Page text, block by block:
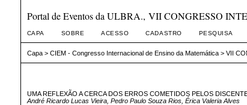
Portal de Eventos da ULBRA., VII CONGRESSO
CAPA SOBRE ACESSO CADASTRO PESQUISA
Capa> CIEM - Congresso Internacional de Ensino da Matemática> VII
UMA REFLEXÃO A CERCA DOS ERROS COMETIDOS PELOS
André Ricardo Lucas Vieira, Pedro Paulo Souza Rios, Érica Valeria Alves